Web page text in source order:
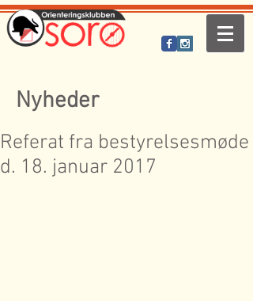
Nyheder
Referat fra bestyrelsesmøde
d. 18. januar 2017